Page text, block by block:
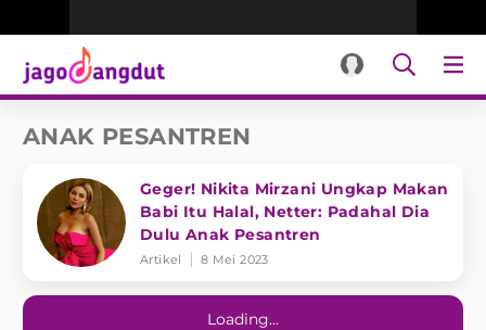
ANAK PESANTREN
Geger! Nikita Mirzani Ungkap Makan
Babi Itu Halal, Netter: Padahal Dia
Dulu Anak Pesantren
Artikel 8 Mei 2023
Loading...